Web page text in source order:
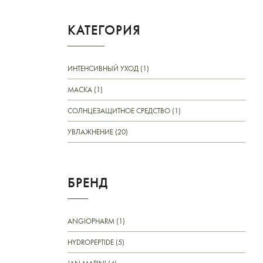
КАТЕГОРИЯ
ИНТЕНСИВНЫЙ УХОД (1)
МАСКА (1)
СОЛНЦЕЗАЩИТНОЕ СРЕДСТВО (1)
УВЛАЖНЕНИЕ (20)
БРЕНД
ANGIOPHARM (1)
HYDROPEPTIDE (5)